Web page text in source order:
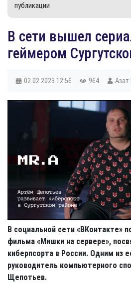
публикации
В сети вышел
геймером
02.02.2023 12:56 964 Азат
В социальной сети «ВКонтакте»
фильма «Мишки на сервере»,
киберпсорта в России. Одним из
руководитель компьютерного
Щепотьев.